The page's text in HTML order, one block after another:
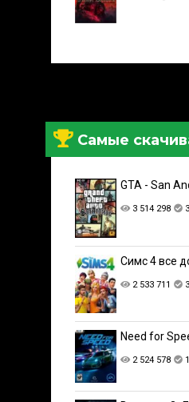
Самые
GTA - San
3 514 298
Симс 4 все
2 533 711
Need for
2 524 578